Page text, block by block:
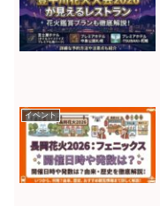
イベント